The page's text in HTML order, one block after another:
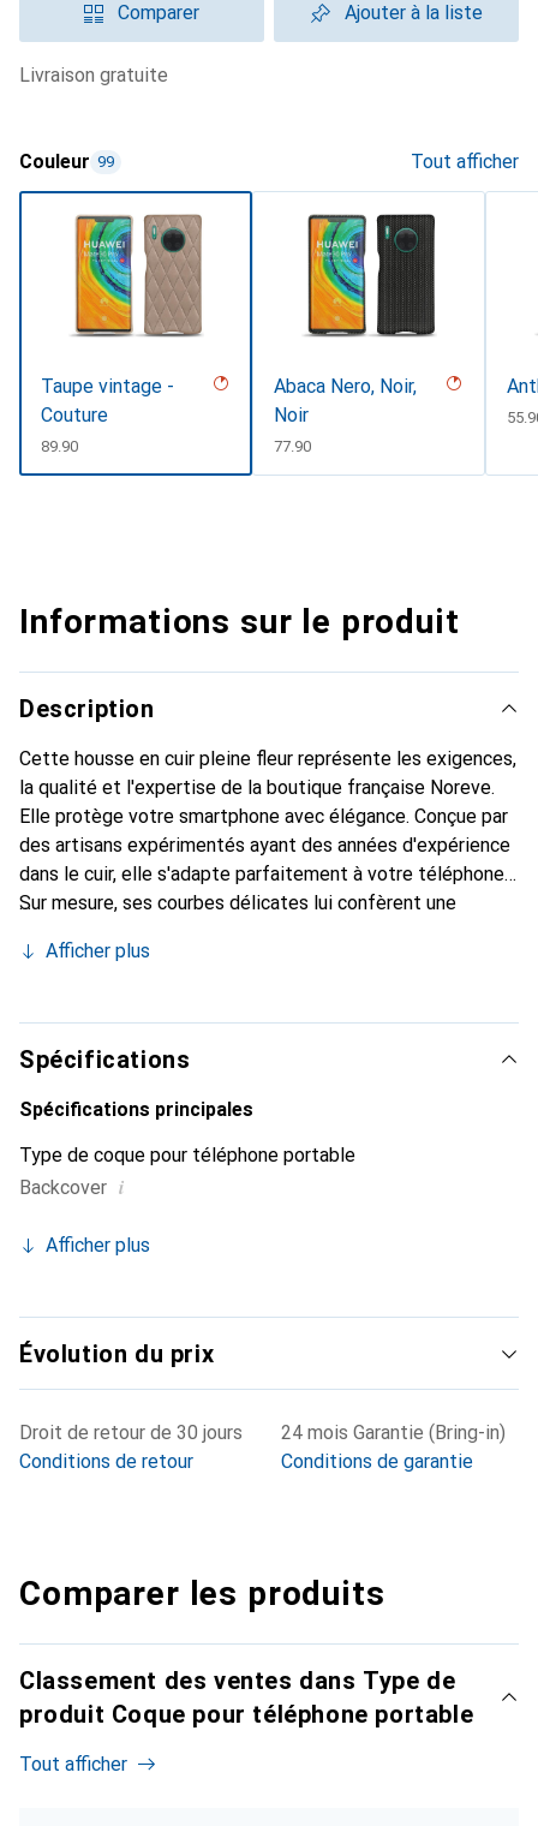
Comparer Ajouter à la liste
livraison gratuite
Couleur 99 Tout afficher
Taupe vintage -
Couture
CHF
89.90
Abaca Nero, Noir,
Noir
CHF
77.90
CHF
Informations sur le produit
Description
Cette housse en cuir pleine fleur représente les exigences,
la qualité et l'expertise de la boutique française Noreve.
Elle protège votre smartphone avec élégance. Conçue par
des artisans expérimentés ayant des années d'expérience
dans le cuir, elle s'adapte parfaitement à votre téléphone.
Sur mesure, ses courbes délicates lui confèrent une
indispensable pour votre smartphone. Reconnaître
marque Noreve est un choix fiable pour une clientèle
exigeante.
Afficher plus
Spécifications
Spécifications principales
Type de coque pour téléphone portable
Backcover i
Afficher plus
Évolution du prix
Droit de retour de 30 jours
Conditions de retour
24 mois Garantie (Bring-in)
Conditions de garantie
Comparer les produits
Classement des ventes dans Type de
produit Coque pour téléphone portable
Tout afficher